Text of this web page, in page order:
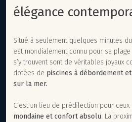
élégance
Situé à seulement quelques minutes
est mondialement connu pour sa
s’y trouvent sont de véritables joyaux
dotées de piscines à débordement
sur la mer.
C’est un lieu de prédilection pour
mondaine et confort absolu. La